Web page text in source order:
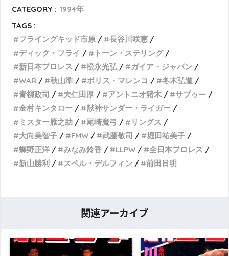
CATEGORY : 1994年
TAGS :
フライングキッド市原
長谷川咲恵
ディック・フライ
トーン・ステリング
新日本プロレス
松永光弘
ガイア・ジャパン
WAR
秋山準 ボリス・マレンコ
冬木弘道
青柳政司
大仁田厚 アントニオ猪木
サブゥー
金村キンタロー
獣神サンダー・ライガー
ミスター雁之助
尾崎魔弓
リングス
大向美智子
FMW 武藤敬司
堀田祐美子
蝶野正洋
みなみ鈴香 LLPW
全日本プロレス
新山勝利
スペル・デルフィン 前田日明
関連アーカイブ